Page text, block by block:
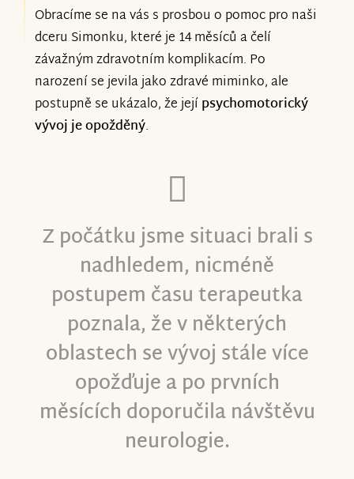
muset pořídit vertikalizační stojan a
ortézy.
I přes tuto nepřízeň osudu je Simonka
veselá a zvědavá holčička a my pevně
věříme, že jednou dožene vrstevníky
dopředu také mentálně a každý den se ji
snažíme naučit lézt. Na příští rok už
máme z vašich příspěvků naplánované
neurorehabilitace, fyzioterapie a
Feldenkrais metodu. Ještě jednou moc
děkujeme.
Obracíme se na vás s prosbou o pomoc pro naši
dceru Simonku, které je 14 měsíců a čelí
závažným zdravotním komplikacím. Po
narození se jevila jako zdravé miminko, ale
postupně se ukázalo, že jejípsychomotorický
vývoj je opožděný.
Z počátku jsme situaci brali s
nadhledem, nicméně
postupem času terapeutka
poznala, že v některých
oblastech se vývoj stále více
opožďuje a po prvních
měsících doporučila návštěvu
neurologie.